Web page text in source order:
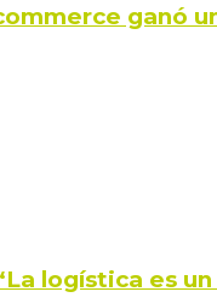
ganó
logística es